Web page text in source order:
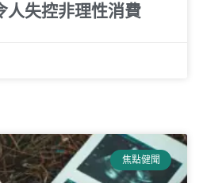
人失控非理性消費
焦點健聞